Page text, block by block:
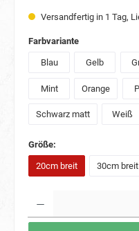
Versandfertig in 1 Tag,
Farbvariante
Blau Gelb
Mint Orange
Schwarz matt Weiß
Größe:
20cm breit 30cm breit